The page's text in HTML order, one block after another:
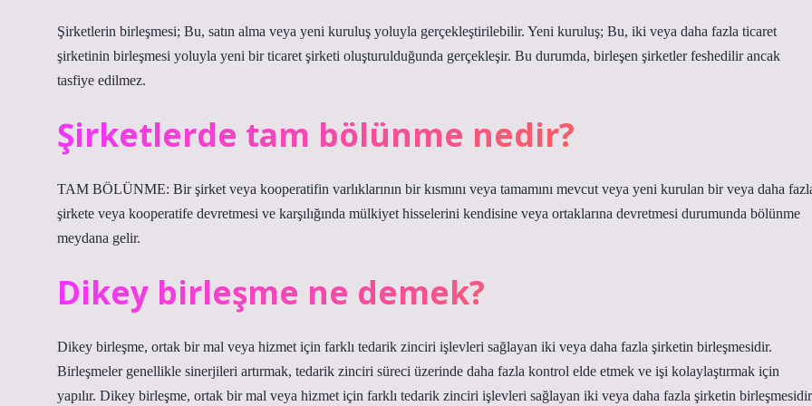
Şirketlerin birleşmesi; Bu, satın alma veya yeni kuruluş yoluyla gerçekleştirilebilir. Yeni kuruluş; Bu, iki veya daha fazla ticaret
şirketinin birleşmesi yoluyla yeni bir ticaret şirketi oluşturulduğunda gerçekleşir. Bu durumda, birleşen şirketler feshedilir ancak
tasfiye edilmez.
Şirketlerde tam bölünme nedir?
TAM BÖLÜNME: Bir şirket veya kooperatifin varlıklarının bir kısmını veya tamamını mevcut veya yeni kurulan bir veya daha
şirkete veya kooperatife devretmesi ve karşılığında mülkiyet hisselerini kendisine veya ortaklarına devretmesi durumunda bölünme
meydana gelir.
Dikey birleşme ne demek?
Dikey birleşme, ortak bir mal veya hizmet için farklı tedarik zinciri işlevleri sağlayan iki veya daha fazla şirketin birleşmesidir.
Birleşmeler genellikle sinerjileri artırmak, tedarik zinciri süreci üzerinde daha fazla kontrol elde etmek ve işi kolaylaştırmak için
yapılır. Dikey birleşme, ortak bir mal veya hizmet için farklı tedarik zinciri işlevleri sağlayan iki veya daha fazla şirketin